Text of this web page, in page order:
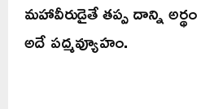
మహావీరుడైతే తప్ప దాన్ని
అదే పద్మవ్యూహం.